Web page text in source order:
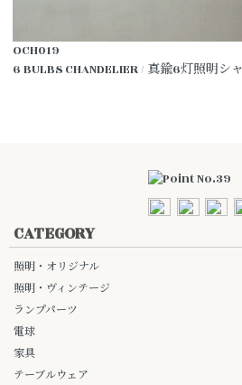
OCH019
6 BULBS CHANDELIER / 真鍮6灯照明シ
CATEGORY
照明・オリジナル
照明・ヴィンテージ
ランプパーツ
電球
家具
テーブルウェア